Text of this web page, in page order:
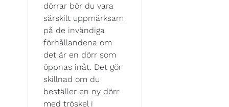
dörrar bör du vara
särskilt uppmärksam
på de invändiga
förhållandena om
det är en dörr som
öppnas inåt. Det gör
skillnad om du
beställer en ny dörr
med tröskel i